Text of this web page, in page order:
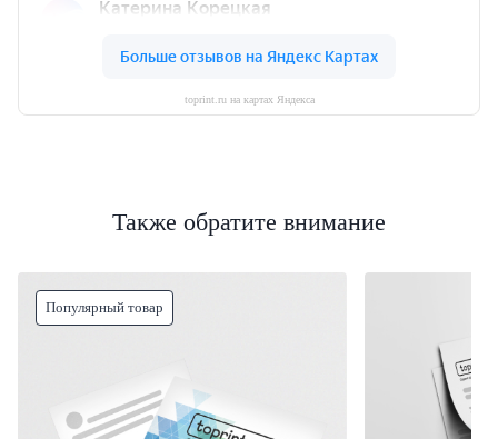
toprint.ru на картах Яндекса
Также обратите внимание
Популярный товар